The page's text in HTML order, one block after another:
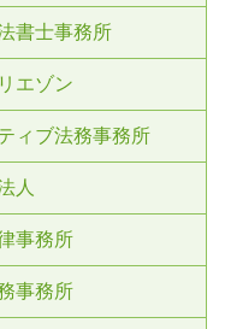
書士事務所
エゾン
ィブ法務事務所
人
事務所
事務所